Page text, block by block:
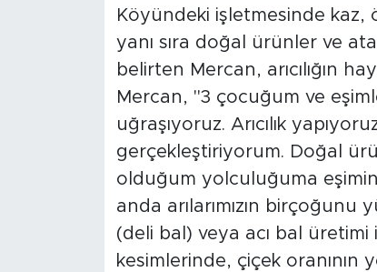
Köyündeki işletmesinde
yanı sıra doğal ürünler ve
belirten Mercan, arıcılığın
Mercan, "3 çocuğum ve
uğraşıyoruz. Arıcılık
gerçekleştiriyorum. Doğal
olduğum yolculuğuma
anda arılarımızın birçoğunu
(deli bal) veya acı bal
kesimlerinde, çiçek